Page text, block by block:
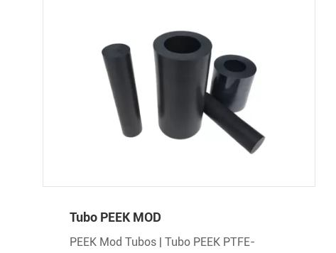
Tubo PEEK MOD
PEEK Mod Tubos | Tubo PEEK PTFE-